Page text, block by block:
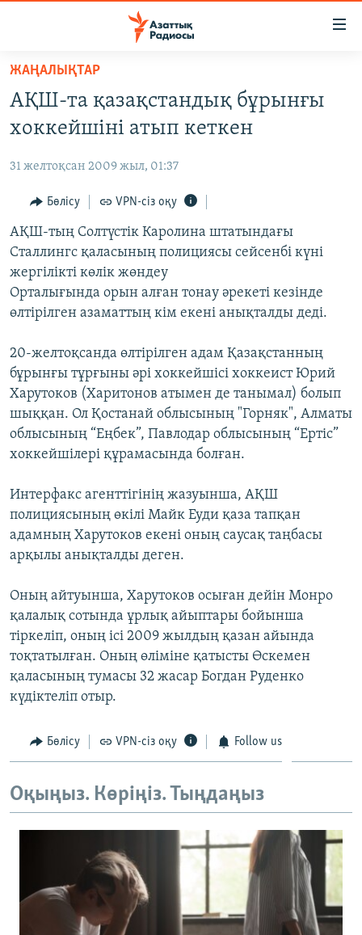
Skip
main
content
to
Navigation
Skip
to
Search
САЯСАТ
ҚАҢТАР ОҚИҒАСЫ
АДАМ ҚҰҚЫҚТАРЫ
ӘЛЕУМЕТ
ӘЛЕМ
АРНАЙЫ ЖОБАЛАР
ЖАЗЫЛЫҢЫЗ
Басқа тілдерде
ЖАҢАЛЫҚТАР
АҚШ-та қазақстандық бұрынғы
хоккейшіні атып кеткен
31 желтоқсан 2009 жыл, 01:37
Бөлісу VPN-сіз оқу
АҚШ-тың Солтүстік Каролина штатындағы
Сталлингс қаласының полициясы сейсенбі күні
жергілікті көлік жөндеу
Орталығында орын алған тонау әрекеті кезінде
өлтірілген азаматтың кім екені анықталды деді.
20-желтоқсанда өлтірілген адам Қазақстанның
бұрынғы тұрғыны әрі хоккейшісі хоккеист Юрий
Харутоков (Харитонов атымен де танымал) болып
шыққан. Ол Қостанай облысының "Горняк", Алматы
облысының “Еңбек”, Павлодар облысының “Ертіс”
хоккейшілері құрамасында болған.
Интерфакс агенттігінің жазуынша, АҚШ
полициясының өкілі Майк Еуди қаза тапқан
адамның Харутоков екені оның саусақ таңбасы
арқылы анықталды деген.
Оның айтуынша, Харутоков осыған дейін Монро
қалалық сотында ұрлық айыптары бойынша
тіркеліп, оның ісі 2009 жылдың қазан айында
тоқтатылған. Оның өліміне қатысты Өскемен
қаласының тумасы 32 жасар Богдан Руденко
күдіктеліп отыр.
Бөлісу VPN-сіз оқу Follow us
Оқыңыз. Көріңіз. Тыңдаңыз